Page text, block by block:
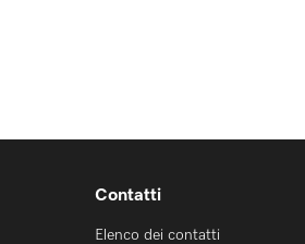
Contatti
Elenco dei contatti